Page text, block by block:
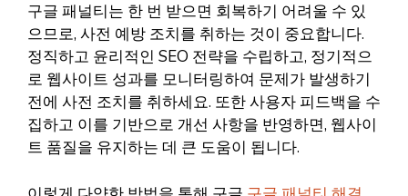
구글 패널티는 한 번 받으면 회복하기 어려울 수 있
으므로, 사전 예방 조치를 취하는 것이 중요합니다.
정직하고 윤리적인 SEO 전략을 수립하고, 정기적으
로 웹사이트 성과를 모니터링하여 문제가 발생하기
전에 사전 조치를 취하세요. 또한 사용자 피드백을 수
집하고 이를 기반으로 개선 사항을 반영하면, 웹사이
트 품질을 유지하는 데 큰 도움이 됩니다.